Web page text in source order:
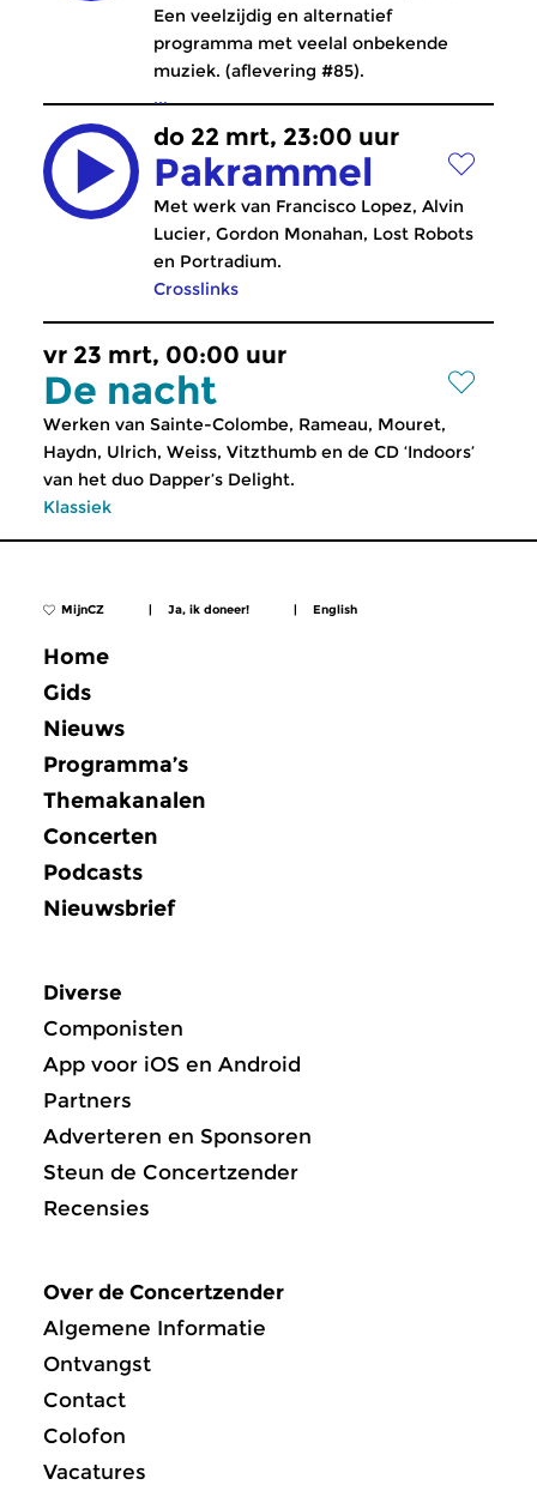
Een veelzijdig en alternatief
programma met veelal onbekende
muziek. (aflevering #85).
...
do 22 mrt, 23:00 uur
Pakrammel
Met werk van Francisco Lopez, Alvin
Lucier, Gordon Monahan, Lost Robots
en Portradium.
Crosslinks
vr 23 mrt, 00:00 uur
De nacht
Werken van Sainte-Colombe, Rameau, Mouret,
Haydn, Ulrich, Weiss, Vitzthumb en de CD ‘Indoors’
van het duo Dapper’s Delight.
Klassiek
MijnCZ | Ja, ik doneer! | English
Home
Gids
Nieuws
Programma’s
Themakanalen
Concerten
Podcasts
Nieuwsbrief
Diverse
Componisten
App voor iOS en Android
Partners
Adverteren en Sponsoren
Steun de Concertzender
Recensies
Over de Concertzender
Algemene Informatie
Ontvangst
Contact
Colofon
Vacatures